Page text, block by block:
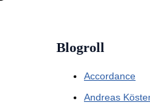
Blogroll
Accordance
Andreas